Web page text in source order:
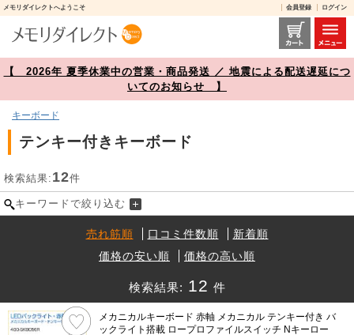
メモリダイレクトへようこそ 会員登録 ログイン
テンキー付きキーボード 商品一覧【メモリダイレクト】
【 2026年 夏季休業中の営業・商品発送 ／ 地震による配送遅延につ
いてのお知らせ 】
キーボード
テンキー付きキーボード
検索結果: 12件
キーワードで絞り込む
売れ筋順 口コミ件数順
新着順
価格の安い順
価格の高い順
検索結果: 12 件
メカニカルキーボード 赤軸 メカニカル テンキー付き バ
ックライト搭載 ロープロファイルスイッチ Nキーロー